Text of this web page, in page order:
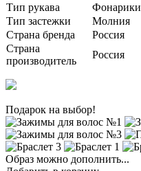
Тип рукава
Фонарики
Тип застежки
Молния
Страна бренда
Россия
Страна
производитель
Россия
Подарок на выбор!
Образ можно дополнить...